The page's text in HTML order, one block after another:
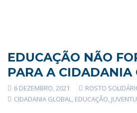
EDUCAÇÃO NÃO
PARA A CIDADANIA
6 DEZEMBRO, 2021
ROSTO
CIDADANIA GLOBAL, EDUCAÇÃO,